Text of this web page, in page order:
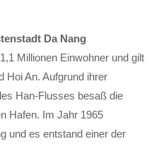
Da Nang
Millionen Einwohner und gilt
Hoi An. Aufgrund ihrer
Han-Flusses besaß die
Hafen. Im Jahr 1965
und es entstand einer der